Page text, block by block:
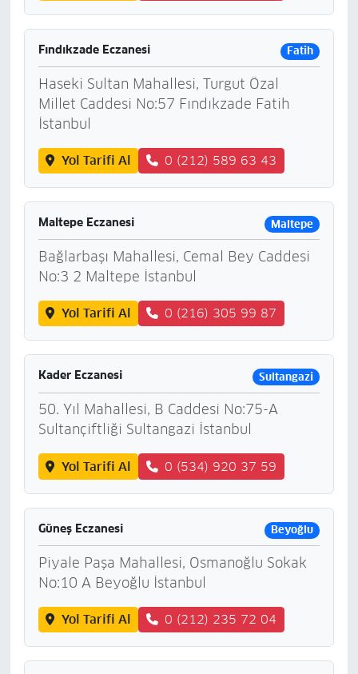
Fındıkzade Eczanesi Fatih
Haseki Sultan Mahallesi, Turgut Özal
Millet Caddesi No:57 Fındıkzade Fatih
İstanbul
Yol Tarifi Al 0 (212) 589 63 43
Maltepe Eczanesi Maltepe
Bağlarbaşı Mahallesi, Cemal Bey Caddesi
No:3 2 Maltepe İstanbul
Yol Tarifi Al 0 (216) 305 99 87
Kader Eczanesi Sultangazi
50. Yıl Mahallesi, B Caddesi No:75-A
Sultançiftliği Sultangazi İstanbul
Yol Tarifi Al 0 (534) 920 37 59
Güneş Eczanesi Beyoğlu
Piyale Paşa Mahallesi, Osmanoğlu Sokak
No:10 A Beyoğlu İstanbul
Yol Tarifi Al 0 (212) 235 72 04